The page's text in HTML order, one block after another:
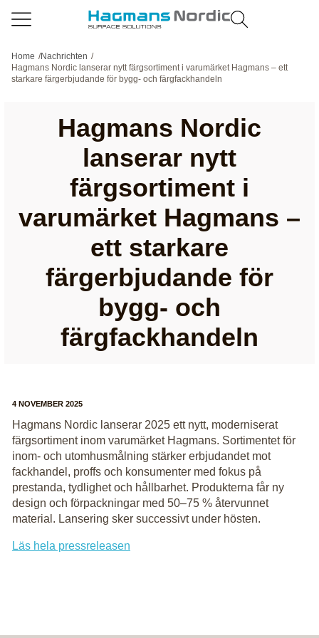
Home /Nachrichten /
Hagmans Nordic lanserar nytt färgsortiment i varumärket Hagmans – ett
starkare färgerbjudande för bygg- och färgfackhandeln
Hagmans Nordic
lanserar nytt
färgsortiment i
varumärket Hagmans –
ett starkare
färgerbjudande för
bygg- och
färgfackhandeln
4 NOVEMBER 2025
Hagmans Nordic lanserar 2025 ett nytt, moderniserat
färgsortiment inom varumärket Hagmans. Sortimentet för
inom- och utomhusmålning stärker erbjudandet mot
fackhandel, proffs och konsumenter med fokus på
prestanda, tydlighet och hållbarhet. Produkterna får ny
design och förpackningar med 50–75 % återvunnet
material. Lansering sker successivt under hösten.
Läs hela pressreleasen